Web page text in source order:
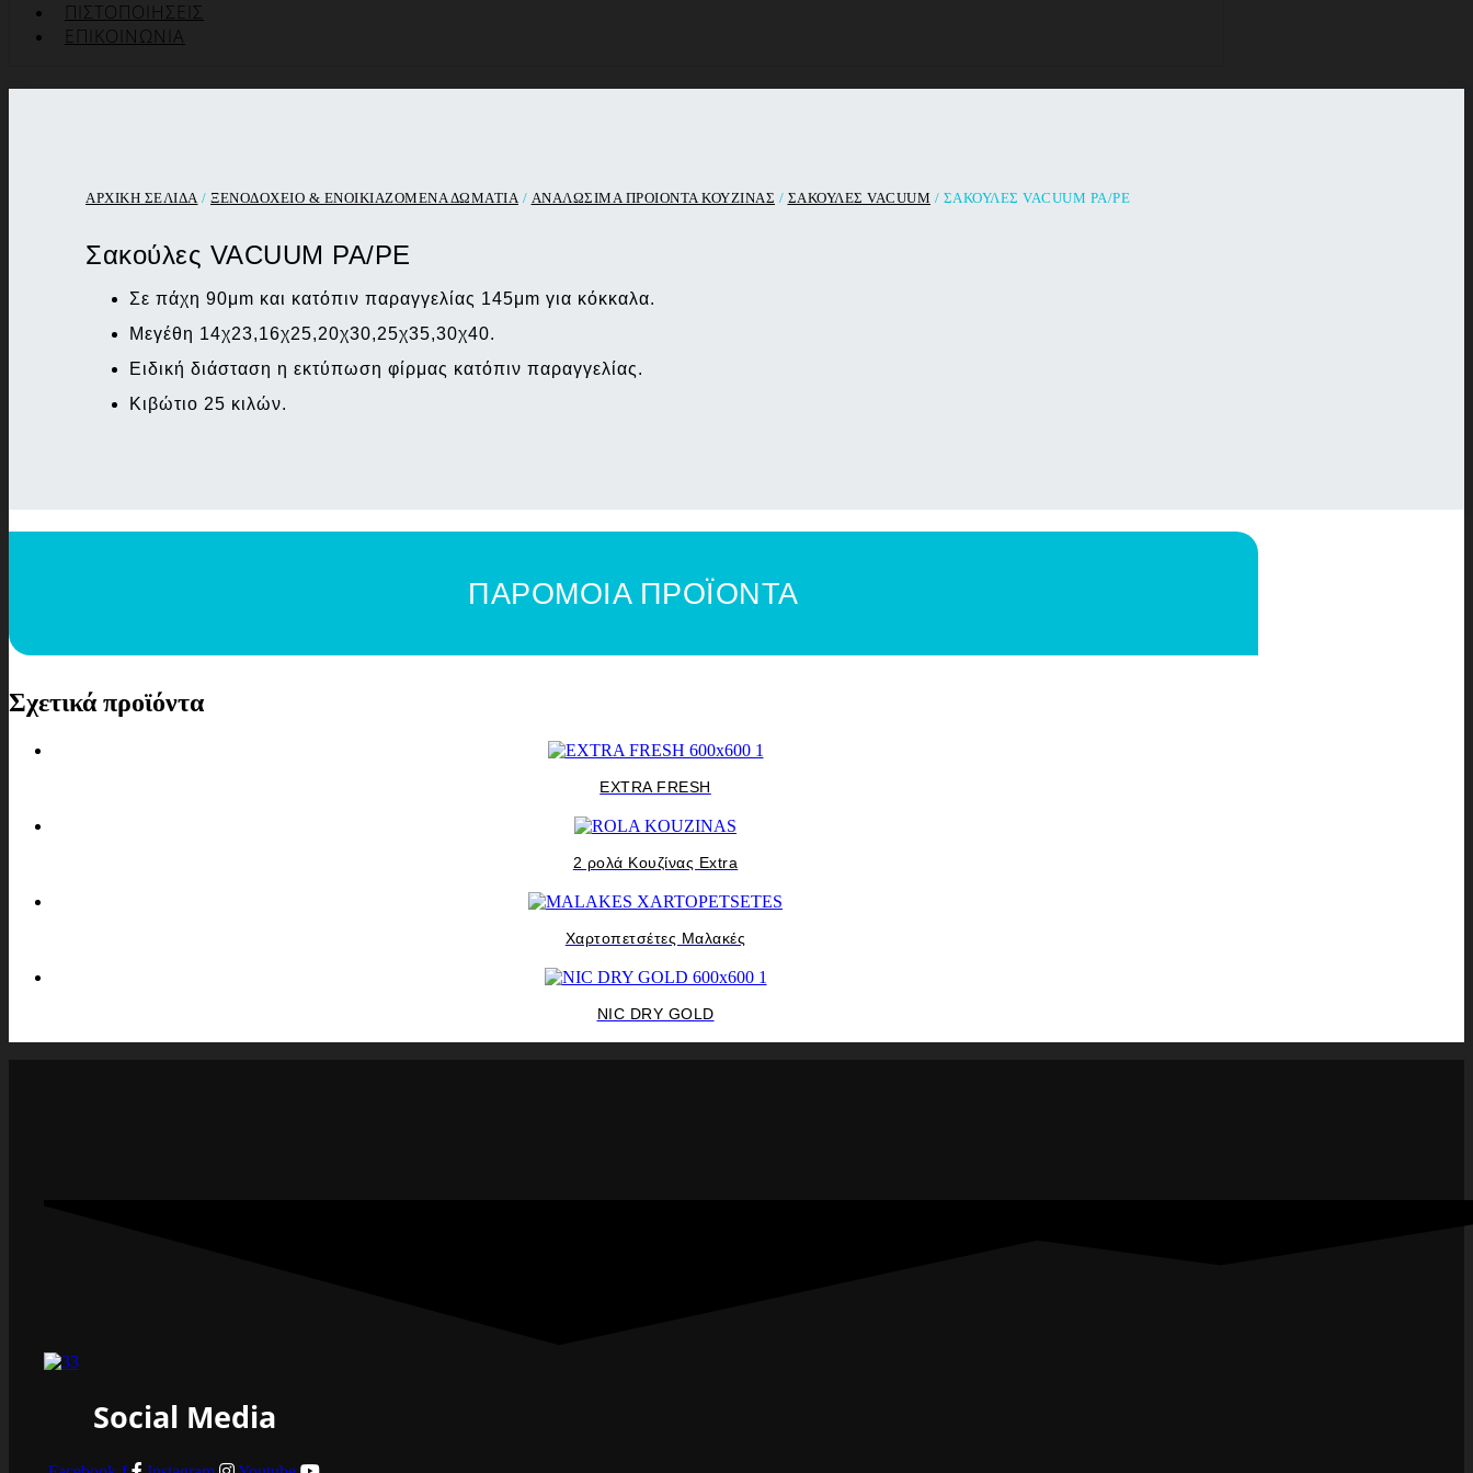
ΠΙΣΤΟΠΟΙΉΣΕΙΣ
ΕΠΙΚΟΙΝΩΝΊΑ
ΑΡΧΙΚΉ ΣΕΛΊΔΑ/ ΞΕΝΟΔΟΧΕΙΟ & ΕΝΟΙΚΙΑΖΟΜΕΝΑ ΔΩΜΑΤΙΑ/ ΑΝΑΛΩΣΙΜΑ ΠΡΟΙΟΝΤΑ ΚΟΥΖΙΝΑΣ / ΣΑΚΟΥΛΕΣ VACUUM / ΣΑΚΟΎΛΕΣ VACUUM PA/PE
Σακούλες VACUUM PA/PE
Σε πάχη 90μm και κατόπιν παραγγελίας 145μm για κόκκαλα.
Μεγέθη 14χ23,16χ25,20χ30,25χ35,30χ40.
Ειδική διάσταση η εκτύπωση φίρμας κατόπιν παραγγελίας.
Κιβώτιο 25 κιλών.
ΠΑΡΟΜΟΙΑ ΠΡΟΪΟΝΤΑ
Σχετικά προϊόντα
EXTRA FRESH
2 ρολά Κουζίνας Extra
Χαρτοπετσέτες Μαλακές
NIC DRY GOLD
Social Media